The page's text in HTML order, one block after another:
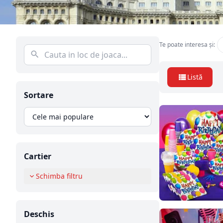
Sortare
Cartier
Schimba filtru
Deschis
Te poate interesa și:
Listă